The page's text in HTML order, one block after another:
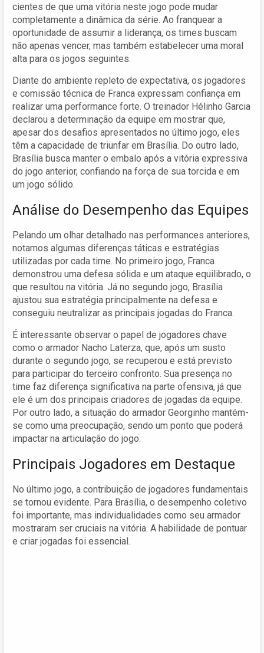
cientes de que uma vitória neste jogo pode mudar
completamente a dinâmica da série. Ao franquear a
oportunidade de assumir a liderança, os times buscam
não apenas vencer, mas também estabelecer uma moral
alta para os jogos seguintes.
Diante do ambiente repleto de expectativa, os jogadores
e comissão técnica de Franca expressam confiança em
realizar uma performance forte. O treinador Hélinho Garcia
declarou a determinação da equipe em mostrar que,
apesar dos desafios apresentados no último jogo, eles
têm a capacidade de triunfar em Brasília. Do outro lado,
Brasília busca manter o embalo após a vitória expressiva
do jogo anterior, confiando na força de sua torcida e em
um jogo sólido.
Análise do Desempenho das Equipes
Pelando um olhar detalhado nas performances anteriores,
notamos algumas diferenças táticas e estratégias
utilizadas por cada time. No primeiro jogo, Franca
demonstrou uma defesa sólida e um ataque equilibrado, o
que resultou na vitória. Já no segundo jogo, Brasília
ajustou sua estratégia principalmente na defesa e
conseguiu neutralizar as principais jogadas do Franca.
É interessante observar o papel de jogadores chave
como o armador Nacho Laterza, que, após um susto
durante o segundo jogo, se recuperou e está previsto
para participar do terceiro confronto. Sua presença no
time faz diferença significativa na parte ofensiva, já que
ele é um dos principais criadores de jogadas da equipe.
Por outro lado, a situação do armador Georginho mantém-
se como uma preocupação, sendo um ponto que poderá
impactar na articulação do jogo.
Principais Jogadores em Destaque
No último jogo, a contribuição de jogadores fundamentais
se tornou evidente. Para Brasília, o desempenho coletivo
foi importante, mas individualidades como seu armador
mostraram ser cruciais na vitória. A habilidade de pontuar
e criar jogadas foi essencial.